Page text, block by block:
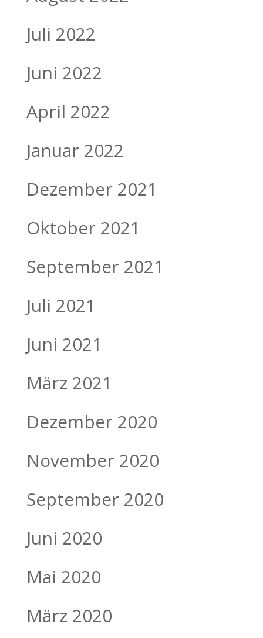
Juli 2022
Juni 2022
April 2022
Januar 2022
Dezember 2021
Oktober 2021
September 2021
Juli 2021
Juni 2021
März 2021
Dezember 2020
November 2020
September 2020
Juni 2020
Mai 2020
März 2020